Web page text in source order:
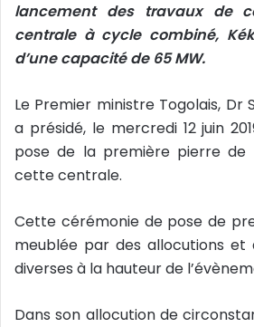
lancement des travaux de
centrale à cycle combiné,
d’une capacité de 65 MW.
Le Premier ministre Togolais, Dr
a présidé, le mercredi 12 juin
pose de la première pierre de
cette centrale.
Cette cérémonie de pose de
meublée par des allocutions et
diverses à la hauteur de
Dans son allocution de